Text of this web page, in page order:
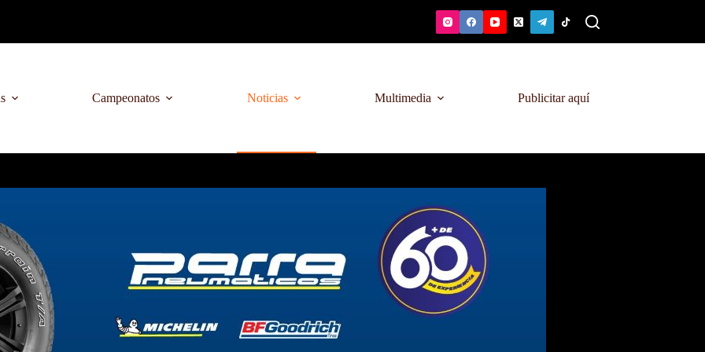
Campeonatos Noticias Multimedia Publicitar aquí